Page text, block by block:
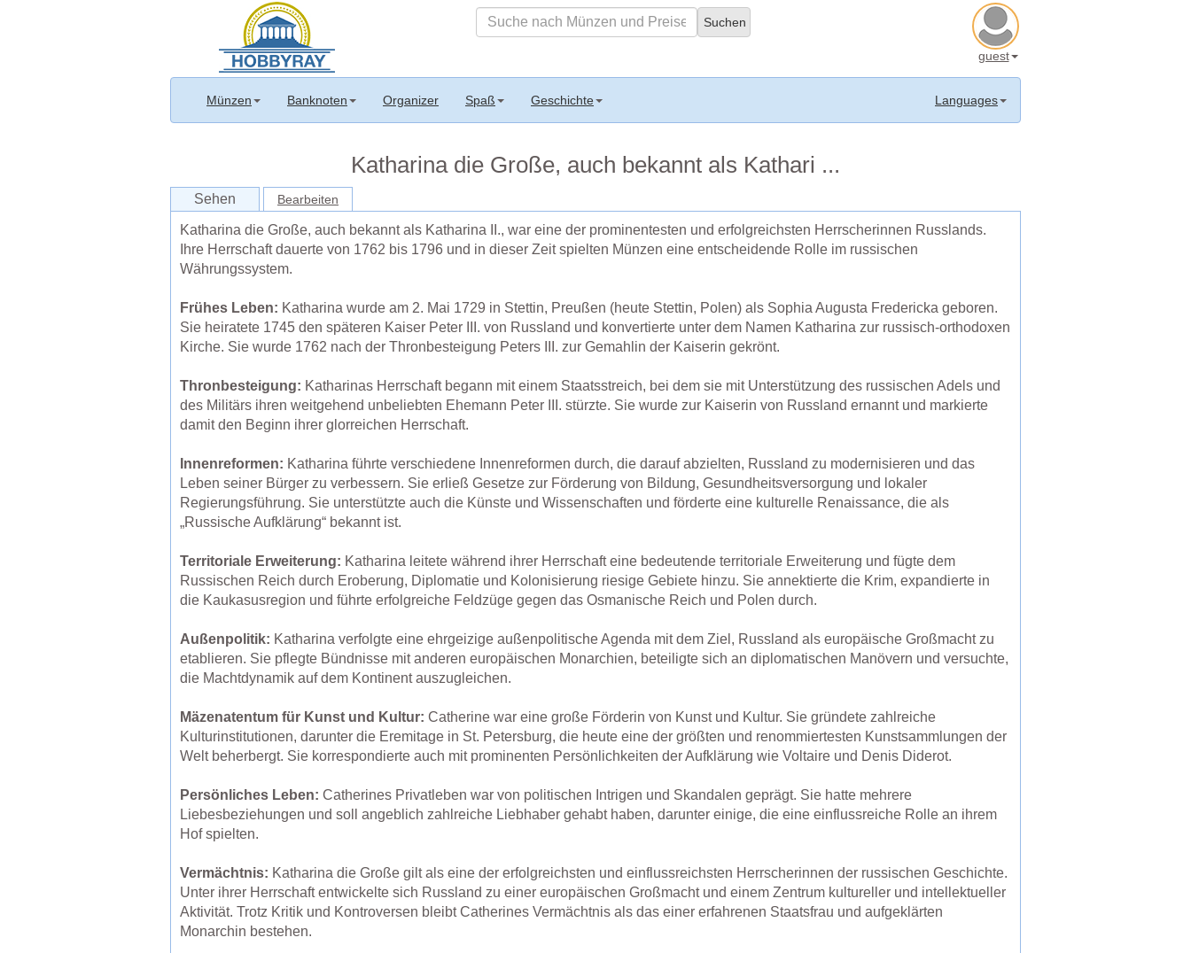
guest
Münzen Banknoten Organizer Spaß Geschichte Languages
Katharina die Große, auch bekannt als Kathari ...
Sehen Bearbeiten
Katharina die Große, auch bekannt als Katharina II., war eine der prominentesten und erfolgreichsten Herrscherinnen Russlands.
Ihre Herrschaft dauerte von 1762 bis 1796 und in dieser Zeit spielten Münzen eine entscheidende Rolle im russischen
Währungssystem.
Frühes Leben: Katharina wurde am 2. Mai 1729 in Stettin, Preußen (heute Stettin, Polen) als Sophia Augusta Fredericka geboren.
Sie heiratete 1745 den späteren Kaiser Peter III. von Russland und konvertierte unter dem Namen Katharina zur russisch-orthodoxen
Kirche. Sie wurde 1762 nach der Thronbesteigung Peters III. zur Gemahlin der Kaiserin gekrönt.
Thronbesteigung: Katharinas Herrschaft begann mit einem Staatsstreich, bei dem sie mit Unterstützung des russischen Adels und
des Militärs ihren weitgehend unbeliebten Ehemann Peter III. stürzte. Sie wurde zur Kaiserin von Russland ernannt und markierte
damit den Beginn ihrer glorreichen Herrschaft.
Innenreformen: Katharina führte verschiedene Innenreformen durch, die darauf abzielten, Russland zu modernisieren und das
Leben seiner Bürger zu verbessern. Sie erließ Gesetze zur Förderung von Bildung, Gesundheitsversorgung und lokaler
Regierungsführung. Sie unterstützte auch die Künste und Wissenschaften und förderte eine kulturelle Renaissance, die als
„Russische Aufklärung“ bekannt ist.
Territoriale Erweiterung: Katharina leitete während ihrer Herrschaft eine bedeutende territoriale Erweiterung und fügte dem
Russischen Reich durch Eroberung, Diplomatie und Kolonisierung riesige Gebiete hinzu. Sie annektierte die Krim, expandierte in
die Kaukasusregion und führte erfolgreiche Feldzüge gegen das Osmanische Reich und Polen durch.
Außenpolitik: Katharina verfolgte eine ehrgeizige außenpolitische Agenda mit dem Ziel, Russland als europäische Großmacht zu
etablieren. Sie pflegte Bündnisse mit anderen europäischen Monarchien, beteiligte sich an diplomatischen Manövern und versuchte,
die Machtdynamik auf dem Kontinent auszugleichen.
Mäzenatentum für Kunst und Kultur: Catherine war eine große Förderin von Kunst und Kultur. Sie gründete zahlreiche
Kulturinstitutionen, darunter die Eremitage in St. Petersburg, die heute eine der größten und renommiertesten Kunstsammlungen der
Welt beherbergt. Sie korrespondierte auch mit prominenten Persönlichkeiten der Aufklärung wie Voltaire und Denis Diderot.
Persönliches Leben: Catherines Privatleben war von politischen Intrigen und Skandalen geprägt. Sie hatte mehrere
Liebesbeziehungen und soll angeblich zahlreiche Liebhaber gehabt haben, darunter einige, die eine einflussreiche Rolle an ihrem
Hof ​​spielten.
Vermächtnis: Katharina die Große gilt als eine der erfolgreichsten und einflussreichsten Herrscherinnen der russischen Geschichte.
Unter ihrer Herrschaft entwickelte sich Russland zu einer europäischen Großmacht und einem Zentrum kultureller und intellektueller
Aktivität. Trotz Kritik und Kontroversen bleibt Catherines Vermächtnis als das einer erfahrenen Staatsfrau und aufgeklärten
Monarchin bestehen.